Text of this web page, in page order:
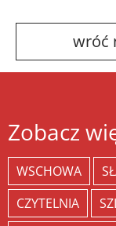
wróć
Zobacz
WSCHOWA
CZYTELNIA